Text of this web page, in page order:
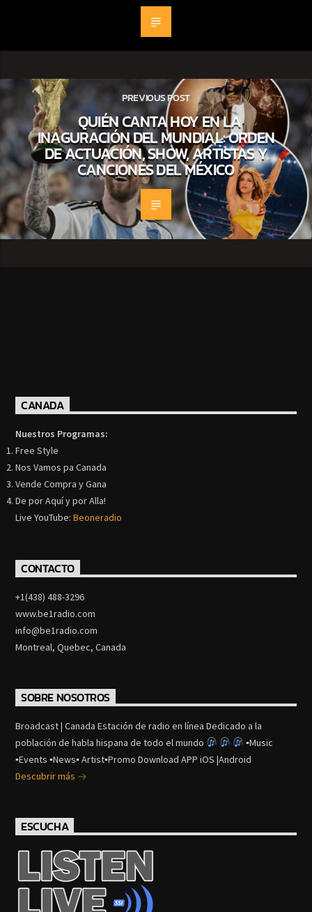
PREVIOUS POST
QUIÉN CANTA HOY EN LA
INAGURACIÓN DEL MUNDIAL: ORDEN
DE ACTUACIÓN, SHOW, ARTISTAS Y
CANCIONES DEL MÉXICO
CANADA
Nuestros Programas:
Free Style
Nos Vamos pa Canada
Vende Compra y Gana
De por Aquí y por Alla!
Live YouTube:Beoneradio
CONTACTO
+1(438) 488-3296
www.be1radio.com
info@be1radio.com
Montreal, Quebec, Canada
SOBRE NOSOTROS
Broadcast | Canada Estación de radio en línea Dedicado a la
población de habla hispana de todo el mundo
▪Music
▪Events ▪News▪ Artist▪Promo Download APP iOS |Android
Descubrir más
ESCUCHA